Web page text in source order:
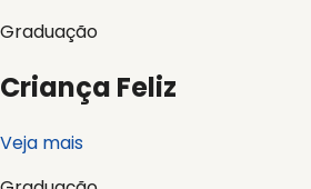
Graduação
Criança Feliz
Veja mais